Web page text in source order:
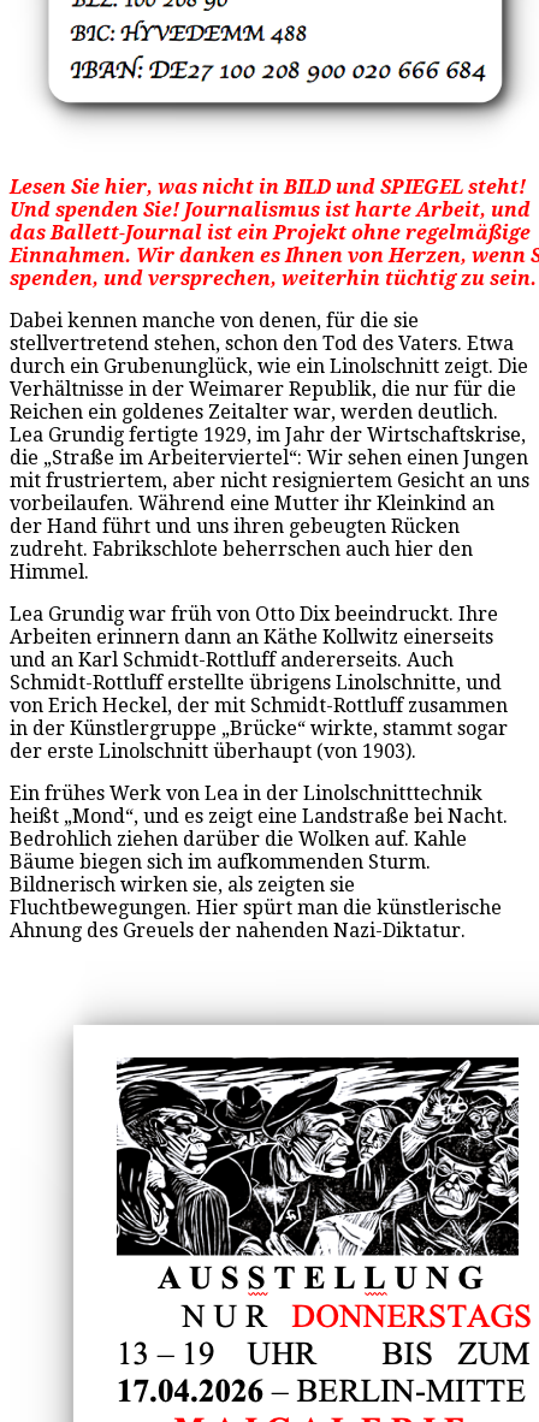
Lesen Sie hier, was nicht in BILD und SPIEGEL steht!
Und spenden Sie! Journalismus ist harte Arbeit, und
das Ballett-Journal ist ein Projekt ohne regelmäßige
Einnahmen. Wir danken es Ihnen von Herzen, wenn
spenden, und versprechen, weiterhin tüchtig zu
Dabei kennen manche von denen, für die sie
stellvertretend stehen, schon den Tod des Vaters. Etwa
durch ein Grubenunglück, wie ein Linolschnitt zeigt. Die
Verhältnisse in der Weimarer Republik, die nur für die
Reichen ein goldenes Zeitalter war, werden deutlich.
Lea Grundig fertigte 1929, im Jahr der Wirtschaftskrise,
die „Straße im Arbeiterviertel“: Wir sehen einen Jungen
mit frustriertem, aber nicht resigniertem Gesicht an uns
vorbeilaufen. Während eine Mutter ihr Kleinkind an
der Hand führt und uns ihren gebeugten Rücken
zudreht. Fabrikschlote beherrschen auch hier den
Himmel.
Lea Grundig war früh von Otto Dix beeindruckt. Ihre
Arbeiten erinnern dann an Käthe Kollwitz einerseits
und an Karl Schmidt-Rottluff andererseits. Auch
Schmidt-Rottluff erstellte übrigens Linolschnitte, und
von Erich Heckel, der mit Schmidt-Rottluff zusammen
in der Künstlergruppe „Brücke“ wirkte, stammt sogar
der erste Linolschnitt überhaupt (von 1903).
Ein frühes Werk von Lea in der Linolschnitttechnik
heißt „Mond“, und es zeigt eine Landstraße bei Nacht.
Bedrohlich ziehen darüber die Wolken auf. Kahle
Bäume biegen sich im aufkommenden Sturm.
Bildnerisch wirken sie, als zeigten sie
Fluchtbewegungen. Hier spürt man die künstlerische
Ahnung des Greuels der nahenden Nazi-Diktatur.